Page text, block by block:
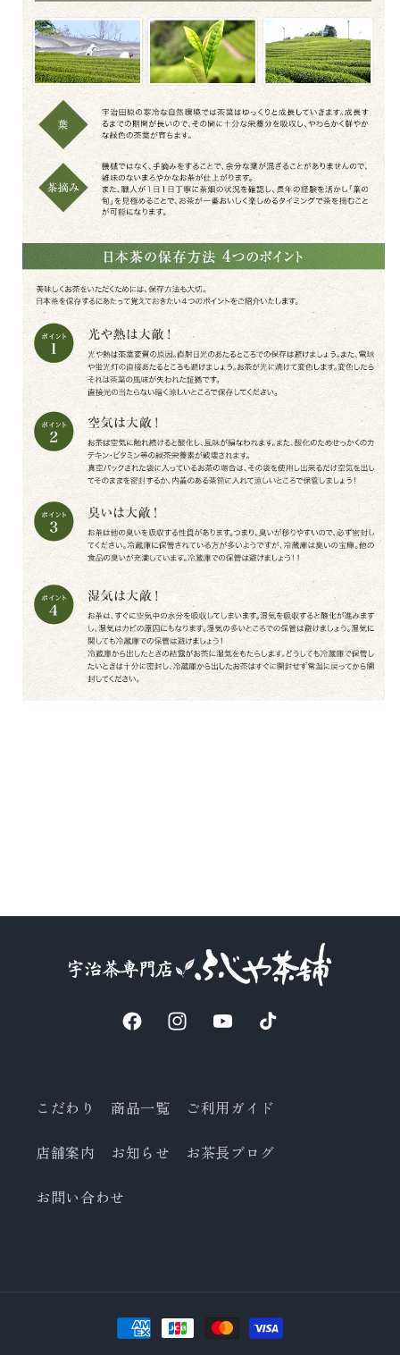
FacebookInstagramYouTubeTikTok
こだわり 商品一覧 ご利用ガイド
店舗案内 お知らせ お茶長ブログ
お問い合わせ
決
済